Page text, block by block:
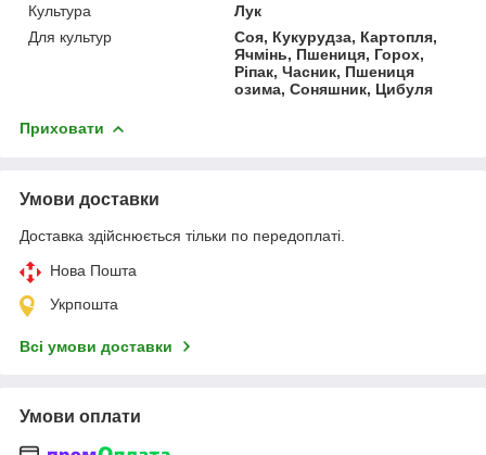
Культура
Лук
Для культур
Соя, Кукурудза, Картопля,
Ячмінь, Пшениця, Горох,
Ріпак, Часник, Пшениця
озима, Соняшник, Цибуля
Приховати
Умови доставки
Доставка здійснюється тільки по передоплаті.
Нова Пошта
Укрпошта
Всі умови доставки
Умови оплати